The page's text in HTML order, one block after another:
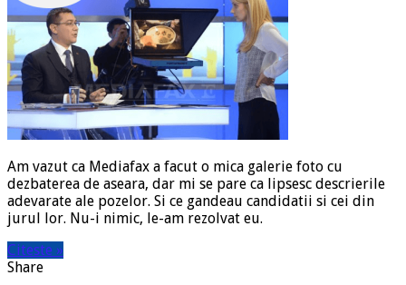
Am vazut ca Mediafax a facut o mica galerie foto cu
dezbaterea de aseara, dar mi se pare ca lipsesc descrierile
adevarate ale pozelor. Si ce gandeau candidatii si cei din
jurul lor. Nu-i nimic, le-am rezolvat eu.
Citeste »
Share